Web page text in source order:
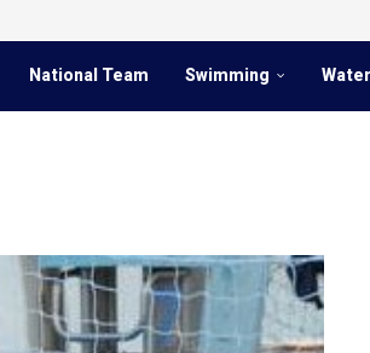
National Team Swimming